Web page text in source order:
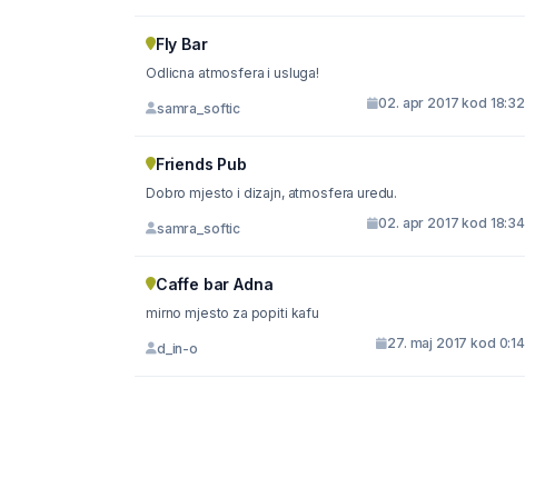
Fly Bar
Odlicna atmosfera i usluga!
samra_softic 02. apr 2017 kod 18:32
Friends Pub
Dobro mjesto i dizajn, atmosfera uredu.
samra_softic 02. apr 2017 kod 18:34
Caffe bar Adna
mirno mjesto za popiti kafu
d_in-o 27. maj 2017 kod 0:14